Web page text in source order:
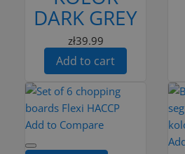
DARK GREY
zł39.99
Add to cart
Add to Compare